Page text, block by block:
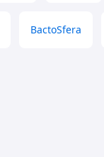
BactoSfera